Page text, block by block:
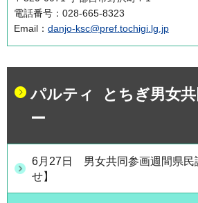
電話番号：028-665-8323
Email： danjo-ksc@pref.tochigi.lg.jp
パルティ とちぎ男女共
ー
6月27日 男女共同参画週間県民
せ】